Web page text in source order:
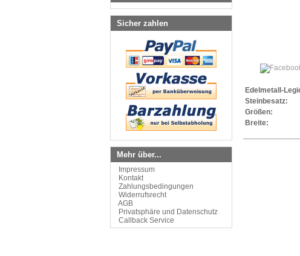
Edelmetall-
Steinbesatz:
Größen:
Breite:
Sicher zahlen
Mehr über...
Impressum
Kontakt
Zahlungsbedingungen
Widerrufsrecht
AGB
Privatsphäre und Datenschutz
Callback Service